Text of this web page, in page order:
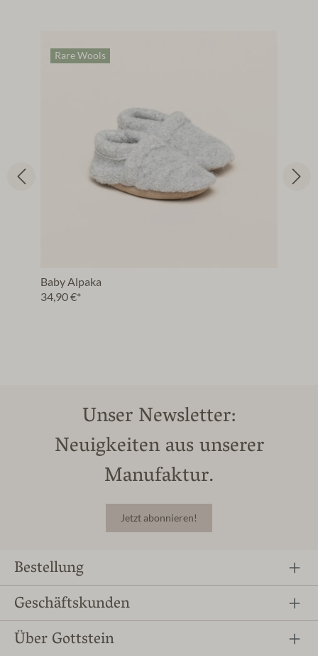
Rare Wools
Baby Alpaka
34,90 €*
Unser Newsletter:
Neuigkeiten aus unserer
Manufaktur.
Jetzt abonnieren!
Bestellung
Geschäftskunden
Über Gottstein